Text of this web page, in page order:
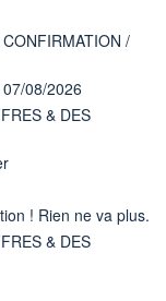
/
08/2026
& DES
! Rien ne va plus.
& DES